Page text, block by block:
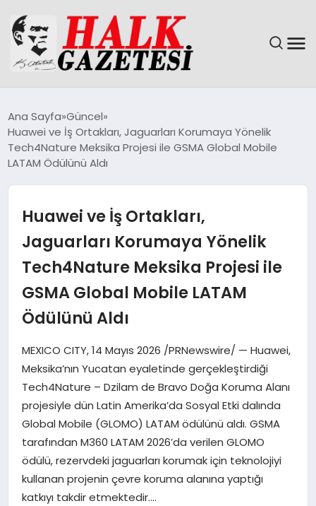
DÜNYA
EKONOMI
MAGAZIN
SAĞLIK
SIYASET
SPOR
TEKNOLOJI
YAŞAM
Ana Sayfa Güncel
Huawei ve İş Ortakları, Jaguarları Korumaya Yönelik
Tech4Nature Meksika Projesi ile GSMA Global Mobile
LATAM Ödülünü Aldı
Huawei ve İş Ortakları,
Jaguarları Korumaya Yönelik
Tech4Nature Meksika Projesi ile
GSMA Global Mobile LATAM
Ödülünü Aldı
MEXICO CITY, 14 Mayıs 2026 /PRNewswire/ — Huawei,
Meksika’nın Yucatan eyaletinde gerçekleştirdiği
Tech4Nature – Dzilam de Bravo Doğa Koruma Alanı
projesiyle dün Latin Amerika’da Sosyal Etki dalında
Global Mobile (GLOMO) LATAM ödülünü aldı. GSMA
tarafından M360 LATAM 2026’da verilen GLOMO
ödülü, rezervdeki jaguarları korumak için teknolojiyi
kullanan projenin çevre koruma alanına yaptığı
katkıyı takdir etmektedir….